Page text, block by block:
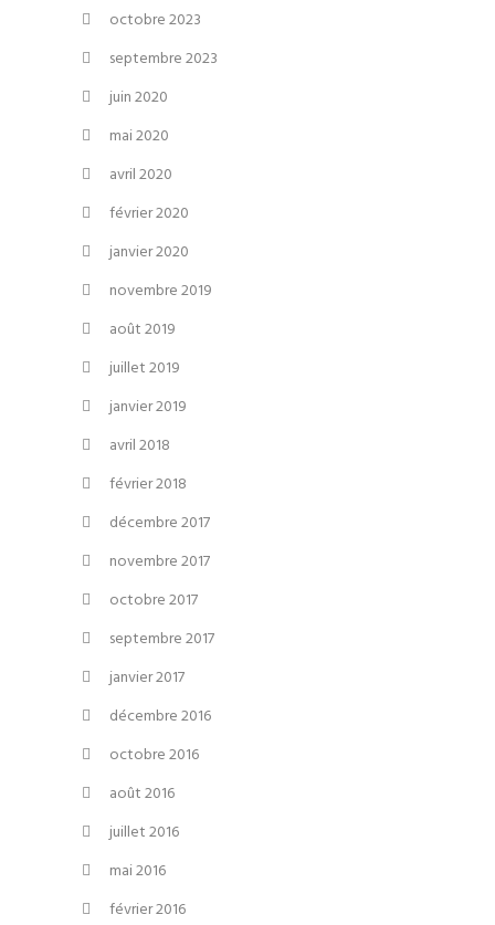
octobre 2023
septembre 2023
juin 2020
mai 2020
avril 2020
février 2020
janvier 2020
novembre 2019
août 2019
juillet 2019
janvier 2019
avril 2018
février 2018
décembre 2017
novembre 2017
octobre 2017
septembre 2017
janvier 2017
décembre 2016
octobre 2016
août 2016
juillet 2016
mai 2016
février 2016